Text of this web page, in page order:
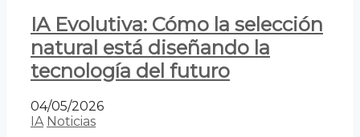
IA Evolutiva: Cómo la selección
natural está diseñando la
tecnología del futuro
04/05/2026
IA Noticias